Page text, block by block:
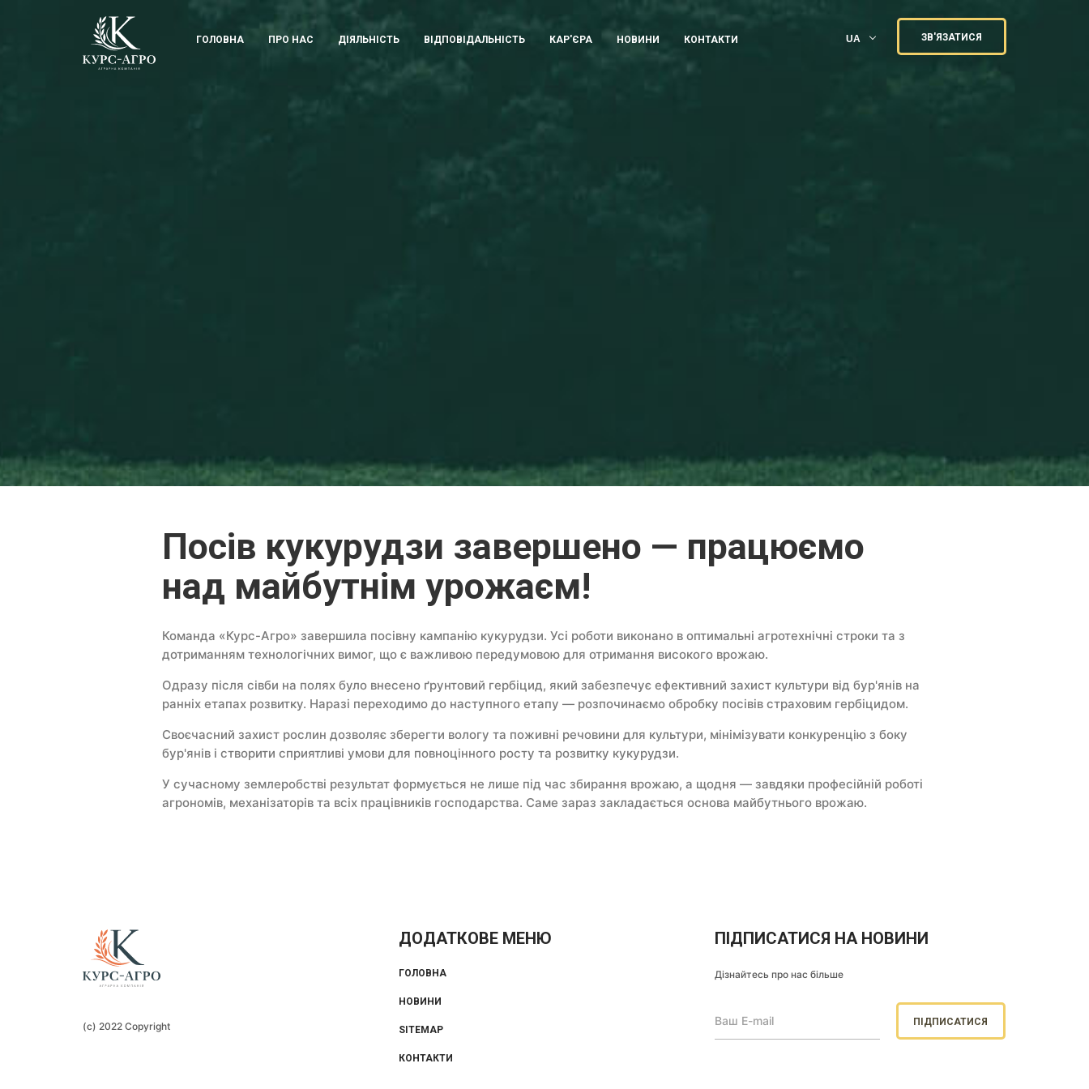
ГОЛОВНА ПРО НАС ДІЯЛЬНІСТЬ ВІДПОВІДАЛЬНІСТЬ КАР'ЄРА НОВИНИ КОНТАКТИ ЗВ'ЯЗАТИСЯ
UA
Посів кукурудзи завершено — працюємо
над майбутнім урожаєм!
Команда «Курс-Агро» завершила посівну кампанію кукурудзи. Усі роботи виконано в оптимальні агротехнічні строки та з
дотриманням технологічних вимог, що є важливою передумовою для отримання високого врожаю.
Одразу після сівби на полях було внесено ґрунтовий гербіцид, який забезпечує ефективний захист культури від бур'янів на
ранніх етапах розвитку. Наразі переходимо до наступного етапу — розпочинаємо обробку посівів страховим гербіцидом.
Своєчасний захист рослин дозволяє зберегти вологу та поживні речовини для культури, мінімізувати конкуренцію з боку
бур'янів і створити сприятливі умови для повноцінного росту та розвитку кукурудзи.
У сучасному землеробстві результат формується не лише під час збирання врожаю, а щодня — завдяки професійній роботі
агрономів, механізаторів та всіх працівників господарства. Саме зараз закладається основа майбутнього врожаю.
(c) 2022 Copyright
ДОДАТКОВЕ МЕНЮ
ГОЛОВНА
НОВИНИ
SITEMAP
КОНТАКТИ
ПІДПИСАТИСЯ НА НОВИНИ
Дізнайтесь про нас більше
ПІДПИСАТИСЯ